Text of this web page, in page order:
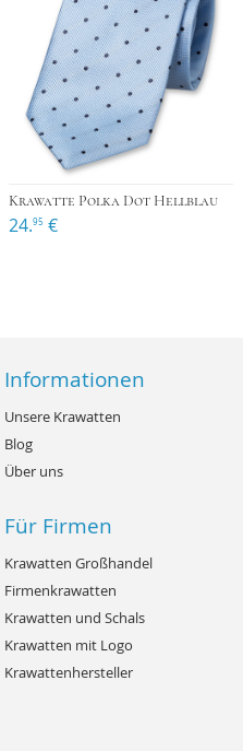
Krawatte Polka Dot Hellblau
24.95 €
Informationen
Unsere Krawatten
Blog
Über uns
Für Firmen
Krawatten Großhandel
Firmenkrawatten
Krawatten und Schals
Krawatten mit Logo
Krawattenhersteller